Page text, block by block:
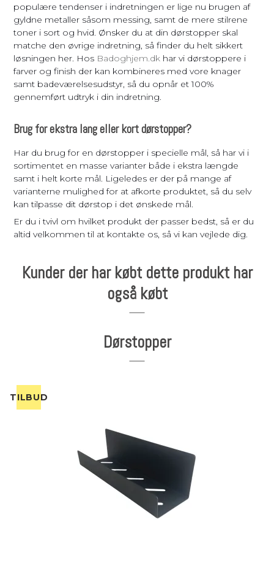
populære tendenser i indretningen er lige nu brugen af
gyldne metaller såsom messing, samt de mere stilrene
toner i sort og hvid. Ønsker du at din dørstopper skal
matche den øvrige indretning, så finder du helt sikkert
løsningen her. Hos Badoghjem.dk har vi dørstoppere i
farver og finish der kan kombineres med vore knager
samt badeværelsesudstyr, så du opnår et 100%
gennemført udtryk i din indretning.
Brug for ekstra lang eller kort dørstopper?
Har du brug for en dørstopper i specielle mål, så har vi i
sortimentet en masse varianter både i ekstra længde
samt i helt korte mål. Ligeledes er der på mange af
varianterne mulighed for at afkorte produktet, så du selv
kan tilpasse dit dørstop i det ønskede mål.
Er du i tvivl om hvilket produkt der passer bedst, så er du
altid velkommen til at kontakte os, så vi kan vejlede dig.
Kunder der har købt dette produkt har
også købt
Dørstopper
TILBUD